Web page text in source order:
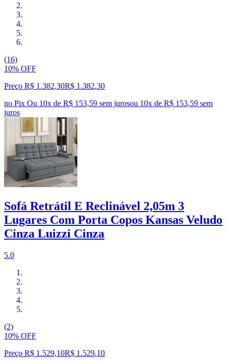
(16)
10% OFF
Preço R$ 1.382,30R$ 1.382,30
no Pix Ou 10x de R$ 153,59 sem jurosou 10x de R$ 153,59 sem
juros
Sofá Retrátil E Reclinável 2,05m 3
Lugares Com Porta Copos Kansas Veludo
Cinza Luizzi Cinza
5.0
(2)
10% OFF
Preço R$ 1.529,10R$ 1.529,10